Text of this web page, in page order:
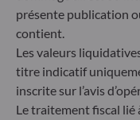
ou tout organisme établi
l’exception des
européenne et aux
de séjour temporaire ou
Informations
présente publication
contient.
Les valeurs
titre indicatif
inscrite sur l’avis
Le traitement fiscal lié